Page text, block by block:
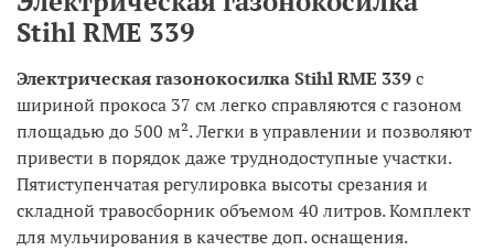
Stihl RME 339
Электрическая газонокосилка Stihl RME 339с
шириной прокоса 37 см легко справляются с газоном
площадью до 500 м². Легки в управлении и позволяют
привести в порядок даже труднодоступные участки.
Пятиступенчатая регулировка высоты срезания и
складной травосборник объемом 40 литров. Комплект
для мульчирования в качестве доп. оснащения.